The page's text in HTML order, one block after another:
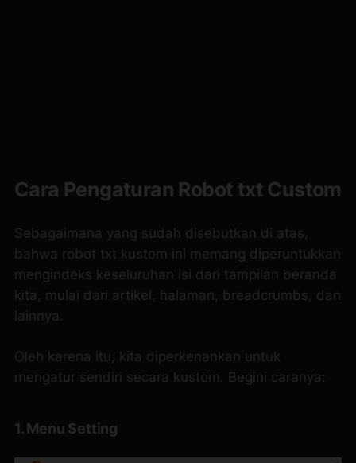
Cara Pengaturan Robot txt Custom
Sebagaimana yang sudah disebutkan di atas,
bahwa robot txt kustom ini memang diperuntukkan
mengindeks keseluruhan isi dari tampilan beranda
kita, mulai dari artikel, halaman, breadcrumbs, dan
lainnya.
Oleh karena itu, kita diperkenankan untuk
mengatur sendiri secara kustom. Begini caranya:
1. Menu Setting